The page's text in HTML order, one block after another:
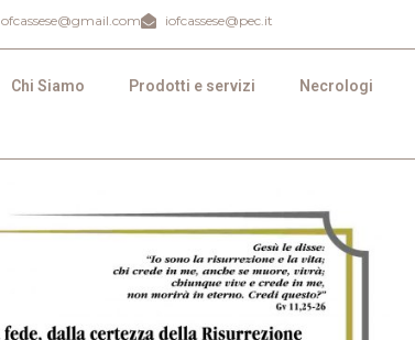
ofcassese@gmail.com iofcassese@pec.it
Chi Siamo Prodotti e servizi Necrologi